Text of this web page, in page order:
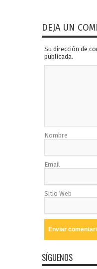
DEJA UN
Su dirección de
publicada.
Nombre
Email
Sitio Web
SÍGUENOS